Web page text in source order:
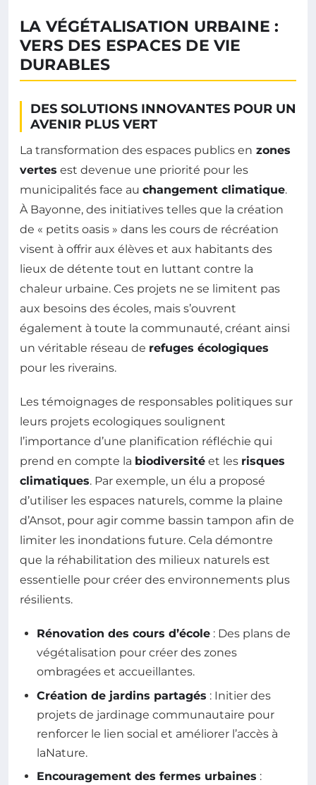
LA VÉGÉTALISATION URBAINE :
VERS DES ESPACES DE VIE
DURABLES
DES SOLUTIONS INNOVANTES POUR UN
AVENIR PLUS VERT
La transformation des espaces publics en zones
vertes est devenue une priorité pour les
municipalités face au changement climatique.
À Bayonne, des initiatives telles que la création
de « petits oasis » dans les cours de récréation
visent à offrir aux élèves et aux habitants des
lieux de détente tout en luttant contre la
chaleur urbaine. Ces projets ne se limitent pas
aux besoins des écoles, mais s’ouvrent
également à toute la communauté, créant ainsi
un véritable réseau de refuges écologiques
pour les riverains.
Les témoignages de responsables politiques sur
leurs projets ecologiques soulignent
l’importance d’une planification réfléchie qui
prend en compte la biodiversité et les risques
climatiques. Par exemple, un élu a proposé
d’utiliser les espaces naturels, comme la plaine
d’Ansot, pour agir comme bassin tampon afin de
limiter les inondations future. Cela démontre
que la réhabilitation des milieux naturels est
essentielle pour créer des environnements plus
résilients.
Rénovation des cours d’école : Des plans de
végétalisation pour créer des zones
ombragées et accueillantes.
Création de jardins partagés : Initier des
projets de jardinage communautaire pour
renforcer le lien social et améliorer l’accès à
laNature.
Encouragement des fermes urbaines :